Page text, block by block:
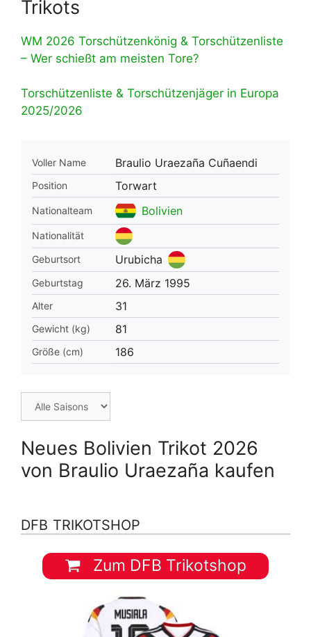
Trikots
WM 2026 Torschützenkönig & Torschützenliste
– Wer schießt am meisten Tore?
Torschützenliste & Torschützenjäger in Europa
2025/2026
Voller Name Braulio Uraezaña Cuñaendi
Position Torwart
Nationalteam Bolivien
Nationalität
Geburtsort
Urubicha
Geburtstag 26. März 1995
Alter 31
Gewicht (kg) 81
Größe (cm) 186
Neues Bolivien Trikot 2026
von Braulio Uraezaña kaufen
DFB TRIKOTSHOP
Zum DFB Trikotshop